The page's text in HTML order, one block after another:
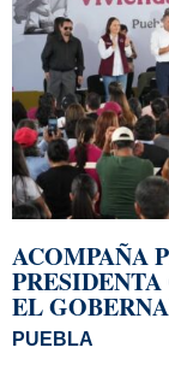
ACOMPAÑA
EL
ARMENTA A
VIVIENDAS
PUEBLA